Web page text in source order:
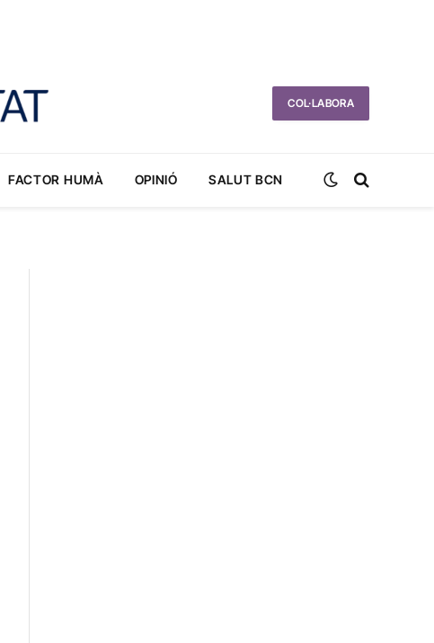
COL·LABORA
FACTOR HUMÀ OPINIÓ SALUT BCN